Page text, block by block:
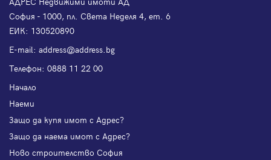
София - 1000, пл. Света Неделя 4, ет. 6
ЕИК: 130520890
Е-mail: address@address.bg
Телефон: 0888 11 22 00
Начало
Наеми
Защо да купя имот с Адрес?
Защо да наема имот с Адрес?
Ново строителство София